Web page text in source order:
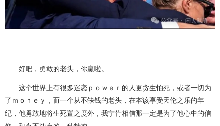
好吧，勇敢的老头，你赢啦。
这个世界上有很多迷恋ｐｏｗｅｒ的人更贪生怕死，或者一切为
了ｍｏｎｅｙ，而一个从不缺钱的老头，在本该享受天伦之乐的年
纪，他勇敢地将生死置之度外，我宁肯相信那一定是为了他心中的信